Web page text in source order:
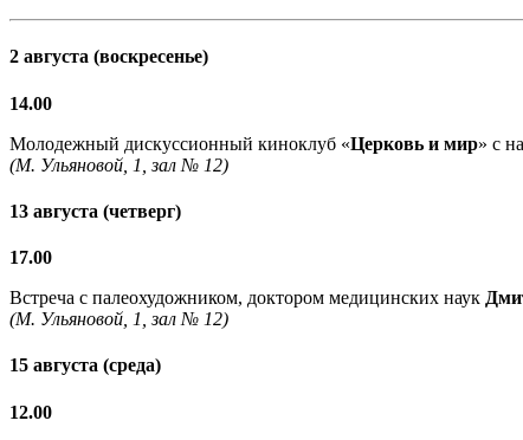
2 августа (воскресенье)
14.00
Молодежный дискуссионный киноклуб «Церковь и мир» с
(М. Ульяновой, 1, зал № 12)
13 августа (четверг)
17.00
Встреча с палеохудожником, доктором медицинских наук
(М. Ульяновой, 1, зал № 12)
15 августа (среда)
12.00